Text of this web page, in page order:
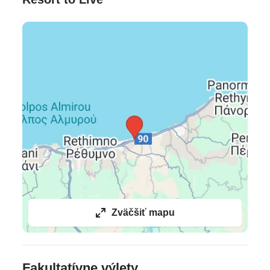
ajurvéda, masáže, ošetrenia tváre, kozmetika (za
mini klub (4 - 6 rokov) • junior club (7-12 rokov) • teen
club (13+) • aktivity pre deti • multifunkčné ihrisko •
detské menu • detská postieľka • detská stolička v
reštaurácii • baby monitor • ohrievače fliaš • kočík •
opatrovanie detí (za poplatok)
Reštaurácie
Caramel(medzinárodná bufetová reštaurácia) •
Gourmet(à la carte reštaurácia, morské plody) •
Zväčšiť mapu